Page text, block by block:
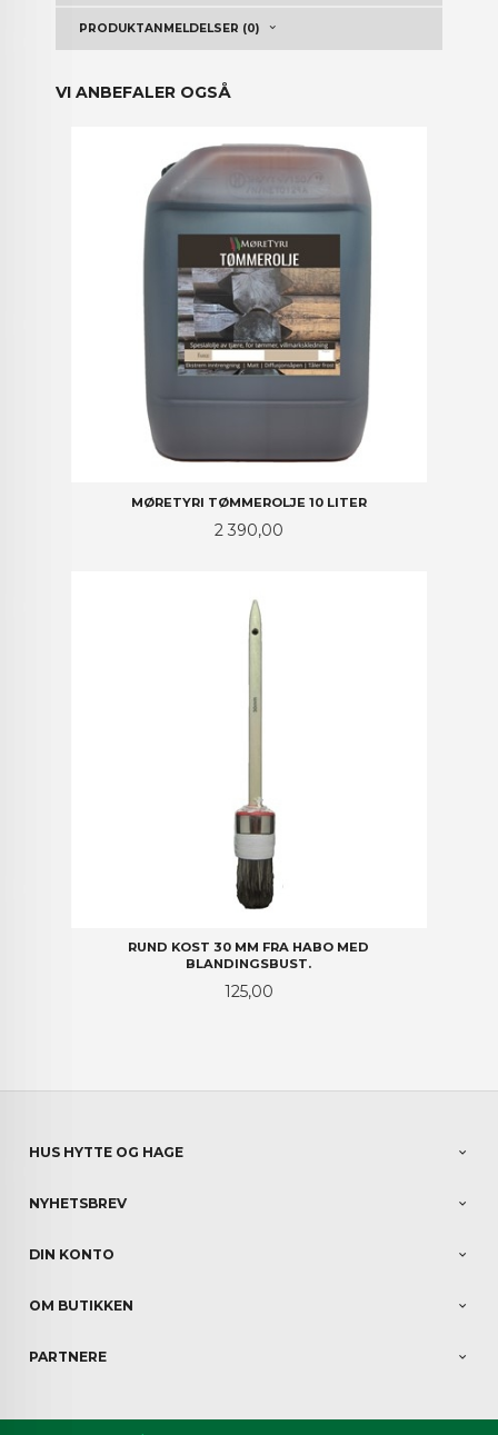
PRODUKTANMELDELSER (0)
VI ANBEFALER OGSÅ
MØRETYRI TØMMEROLJE 10 LITER
Pris
2 390,00
RUND KOST 30 MM FRA HABO MED
BLANDINGSBUST.
Pris
125,00
HUS HYTTE OG HAGE
NYHETSBREV
DIN KONTO
OM BUTIKKEN
PARTNERE